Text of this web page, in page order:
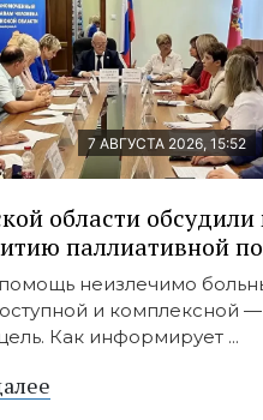
7 АВГУСТА 2026, 15:52
области
паллиативной
неизлечимо
и комплексной —
Как информирует ...